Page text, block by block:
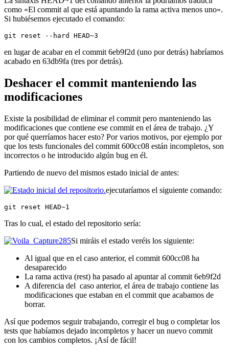
como «El commit al que está apuntando la rama activa menos uno».
Si hubiésemos ejecutado el comando:
git reset --hard HEAD~3
en lugar de acabar en el commit 6eb9f2d (uno por detrás) habríamos
acabado en 63db9fa (tres por detrás).
Deshacer el commit manteniendo las
modificaciones
Existe la posibilidad de eliminar el commit pero manteniendo las
modificaciones que contiene ese commit en el área de trabajo. ¿Y
por qué querríamos hacer esto? Por varios motivos, por ejemplo por
que los tests funcionales del commit 600cc08 están incompletos, son
incorrectos o he introducido algún bug en él.
Partiendo de nuevo del mismos estado inicial de antes:
ejecutaríamos el siguiente comando:
git reset HEAD~1
Tras lo cual, el estado del repositorio sería:
Si miráis el estado veréis los siguiente:
Al igual que en el caso anterior, el commit 600cc08 ha
desaparecido
La rama activa (rest) ha pasado al apuntar al commit 6eb9f2d
A diferencia del caso anterior, el área de trabajo contiene las
modificaciones que estaban en el commit que acabamos de
borrar.
Así que podemos seguir trabajando, corregir el bug o completar los
tests que habíamos dejado incompletos y hacer un nuevo commit
con los cambios completos. ¡Así de fácil!